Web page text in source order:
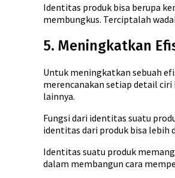
Identitas produk bisa berupa
membungkus. Terciptalah
5. Meningkatkan
Untuk meningkatkan sebuah
merencanakan setiap detail
lainnya.
Fungsi dari identitas suatu
identitas dari produk bisa lebih
Identitas suatu produk
dalam membangun cara